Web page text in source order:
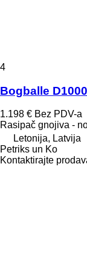
4
Bogballe D1000
1.198 € Bez PDV-a
Rasipač gnojiva -
Letonija, Latvija
Petriks un Ko
Kontaktirajte